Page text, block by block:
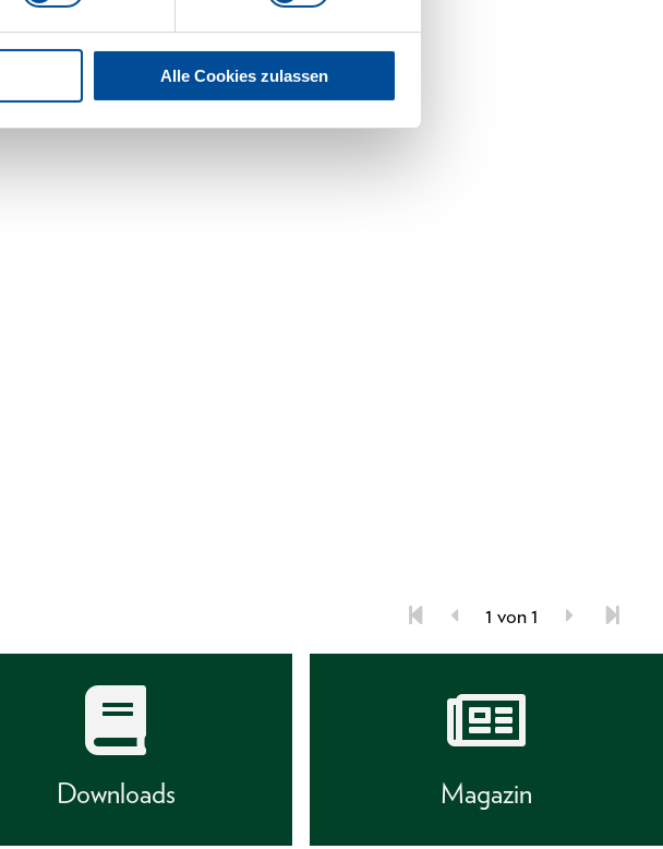
Alle Cookies zulassen
1 von 1
Downloads Magazin